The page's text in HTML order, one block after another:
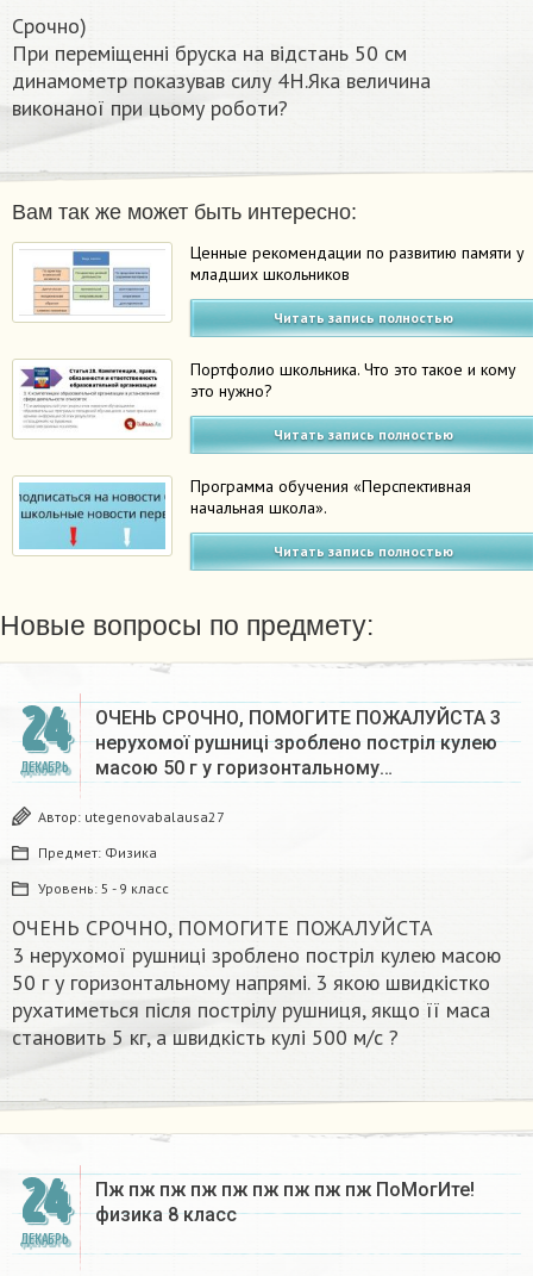
Срочно)
При переміщенні бруска на відстань 50 см
динамометр показував силу 4H.Яка величина
виконаної при цьому роботи?​
Вам так же может быть интересно:
Ценные рекомендации по развитию памяти у
младших школьников
Читать запись полностью
Портфолио школьника. Что это такое и кому
это нужно?
Читать запись полностью
Программа обучения «Перспективная
начальная школа».
Читать запись полностью
Новые вопросы по предмету:
24
ДЕКАБРЬ
ОЧЕНЬ СРОЧНО, ПОМОГИТЕ ПОЖАЛУЙСТА 3
нерухомої рушниці зроблено постріл кулею
масою 50 г у горизонтальному…
Автор: utegenovabalausa27
Предмет: Физика
Уровень: 5 - 9 класс
ОЧЕНЬ СРОЧНО, ПОМОГИТЕ ПОЖАЛУЙСТА
3 нерухомої рушниці зроблено постріл кулею масою
50 г у горизонтальному напрямі. 3 якою швидкістко
рухатиметься після пострілу рушниця, якщо її маса
становить 5 кг, а швидкість кулі 500 м/с ?​
24
ДЕКАБРЬ
Пж пж пж пж пж пж пж пж пж ПоМогИте!
физика 8 класс​